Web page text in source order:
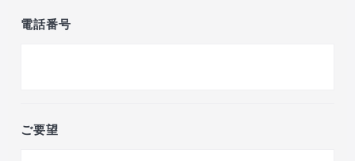
電話番号
ご要望